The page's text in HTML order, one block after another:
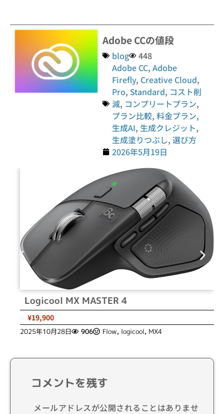
Adobe CCの値段
blog
448
Adobe CC,Adobe
Firefly, Creative Cloud,
Pro, Standard, コスト削
減, コンプリートプラン,
プラン比較,料金プラン,
生成AI, 生成クレジット,
生成塗りつぶし,選び方
2026年5月19日
Logicool MX MASTER 4
¥19,900
2025年10月28日 906 Flow, logicool, MX4
コメントを残す
メールアドレスが公開されることはありませ